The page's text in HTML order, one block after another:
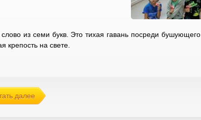
из семи букв. Это тихая гавань посреди
крепость на свете.
далее